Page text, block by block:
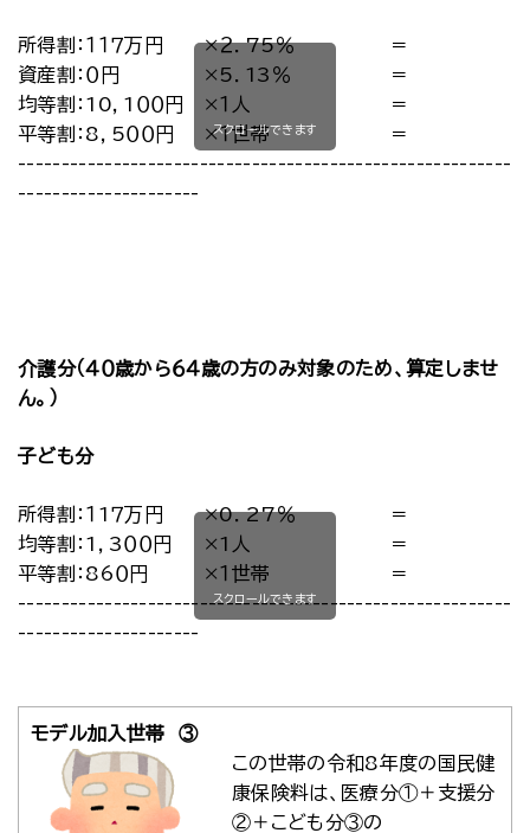
所得割：１１７万円 ×２．75％
＝
資産割：０円
×5．13％
＝
均等割：10，1００円
×１人
＝
平等割：8，5００円
×１世帯
＝
---------------------
スクロールできます
介護分（４０歳から６４歳の方のみ対象のため、算定しませ
ん。）
子ども分
所得割：１1７万円 ×0．27％
＝
均等割：1，3００円
×1人
＝
平等割：86０円
×１世帯
＝
---------------------
スクロールできます
モデル加入世帯 ③
この世帯の令和8年度の国民健
康保険料は、医療分①＋支援分
②＋こども分③の